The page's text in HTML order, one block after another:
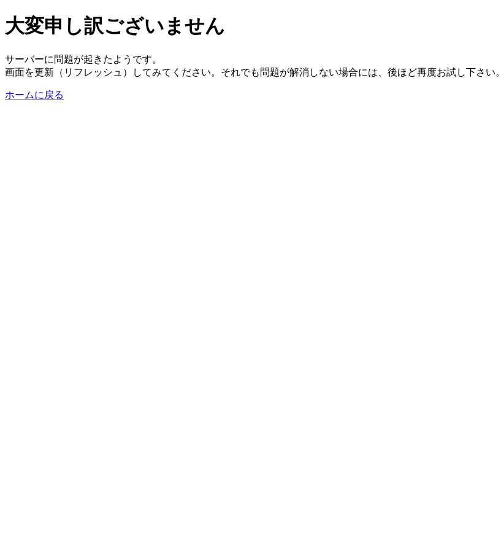
大変申し訳ございません
サーバーに問題が起きたようです。
画面を更新（リフレッシュ）してみてください。それでも問題が解消しない場合には、後ほど再度お試し下さい。
ホームに戻る